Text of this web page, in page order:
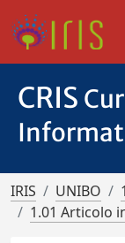
CRIS
IRIS UNIBO
1.01 Articolo